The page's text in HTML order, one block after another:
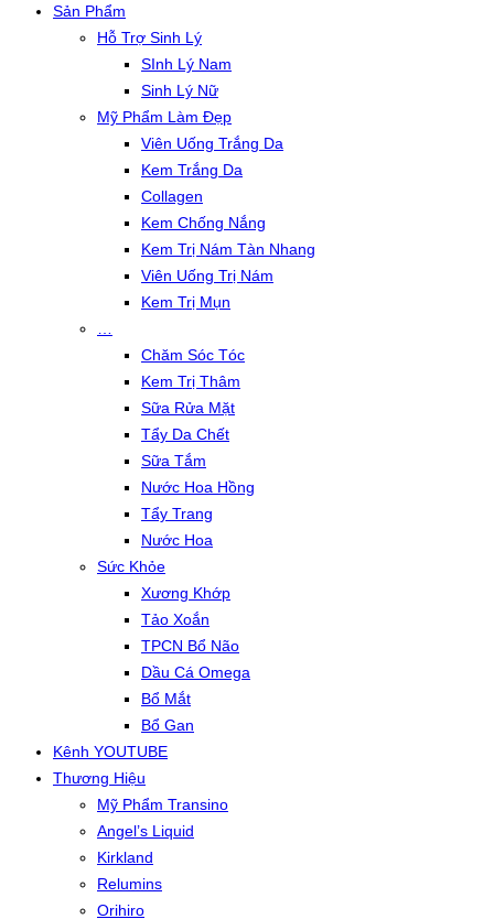
Sản Phẩm
Hỗ Trợ Sinh Lý
SInh Lý Nam
Sinh Lý Nữ
Mỹ Phẩm Làm Đẹp
Viên Uống Trắng Da
Kem Trắng Da
Collagen
Kem Chống Nắng
Kem Trị Nám Tàn Nhang
Viên Uống Trị Nám
Kem Trị Mụn
Chăm Sóc Tóc
Kem Trị Thâm
Sữa Rửa Mặt
Tẩy Da Chết
Sữa Tắm
Nước Hoa Hồng
Tẩy Trang
Nước Hoa
Sức Khỏe
Xương Khớp
Tảo Xoắn
TPCN Bổ Não
Dầu Cá Omega
Bổ Mắt
Bổ Gan
Kênh YOUTUBE
Thương Hiệu
Mỹ Phẩm Transino
Angel’s Liquid
Kirkland
Relumins
Orihiro